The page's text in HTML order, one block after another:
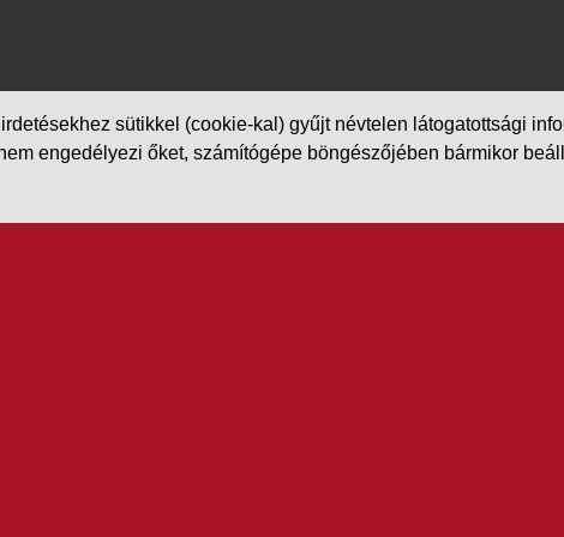
sütikkel (cookie-kal) gyűjt névtelen látogatottsági
engedélyezi őket, számítógépe böngészőjében bármikor